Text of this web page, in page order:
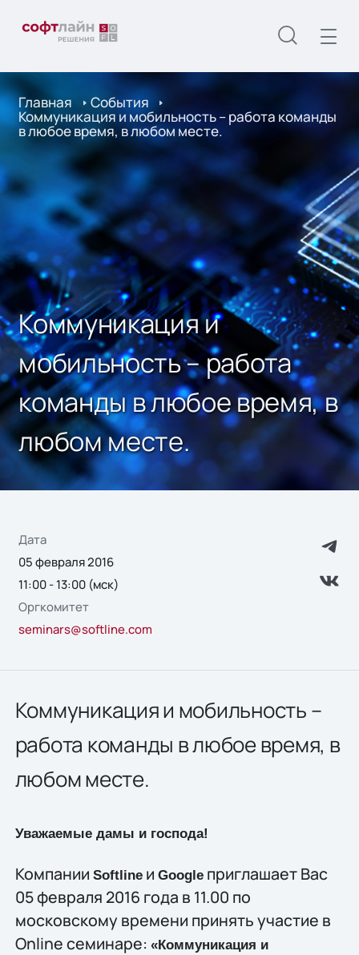
Главная События
Коммуникация и мобильность – работа команды
в любое время, в любом месте.
Коммуникация и
мобильность – работа
команды в любое время, в
любом месте.
Дата
05 февраля 2016
11:00 - 13:00 (мск)
Оргкомитет
seminars@softline.com
Коммуникация и мобильность –
работа команды в любое время, в
любом месте.
Уважаемые дамы и господа!
Компании Softlineи Googleприглашает Вас
05 февраля 2016 года в 11.00 по
московскому времени принять участие в
Online семинаре: «Коммуникация и